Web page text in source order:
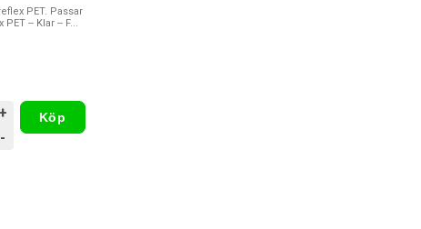
PET. Passar
-- Klar -- F...
+
-
Köp